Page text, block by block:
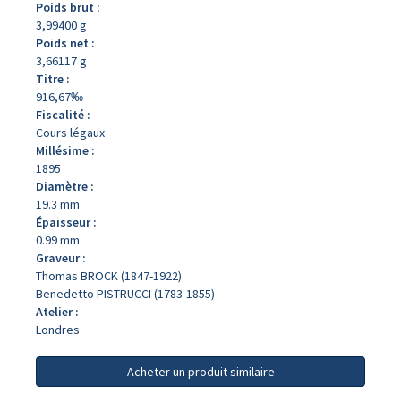
Poids brut :
3,99400 g
Poids net :
3,66117 g
Titre :
916,67‰
Fiscalité :
Cours légaux
Millésime :
1895
Diamètre :
19.3 mm
Épaisseur :
0.99 mm
Graveur :
Thomas BROCK (1847-1922)
Benedetto PISTRUCCI (1783-1855)
Atelier :
Londres
Acheter un produit similaire